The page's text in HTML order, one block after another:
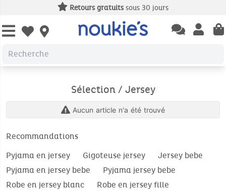
Retours gratuitssous 30 jours
Open wishlist Open
Open
Sélection / Jersey
Aucun article n'a été trouvé
Recommandations
Pyjama en jersey
Gigoteuse jersey
Jersey bebe
Pyjama en jersey bebe
Pyjama jersey bebe
Robe en jersey blanc
Robe en jersey fille